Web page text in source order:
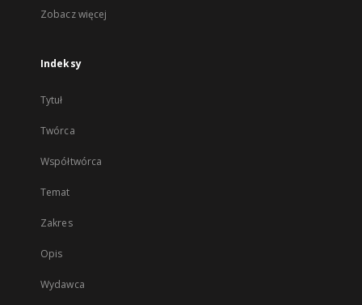
Zobacz więcej
Indeksy
Tytuł
Twórca
Współtwórca
Temat
Zakres
Opis
Wydawca